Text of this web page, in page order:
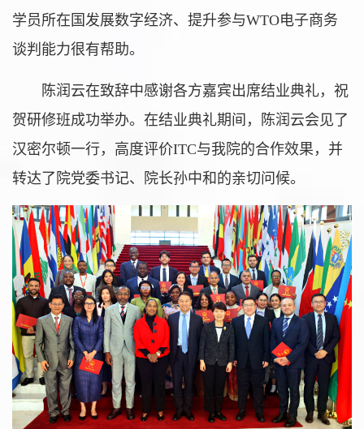
学员所在国发展数字经济、提升参与WTO电子商务
谈判能力很有帮助。
陈润云在致辞中感谢各方嘉宾出席结业典礼，祝
贺研修班成功举办。在结业典礼期间，陈润云会见了
汉密尔顿一行，高度评价ITC与我院的合作效果，并
转达了院党委书记、院长孙中和的亲切问候。